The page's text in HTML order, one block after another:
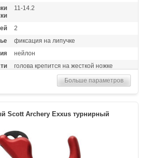
11-14.2
2
фиксация на липучке
нейлон
голова крепится на жесткой ножке
Больше параметров
Scott Archery Exxus турнирный